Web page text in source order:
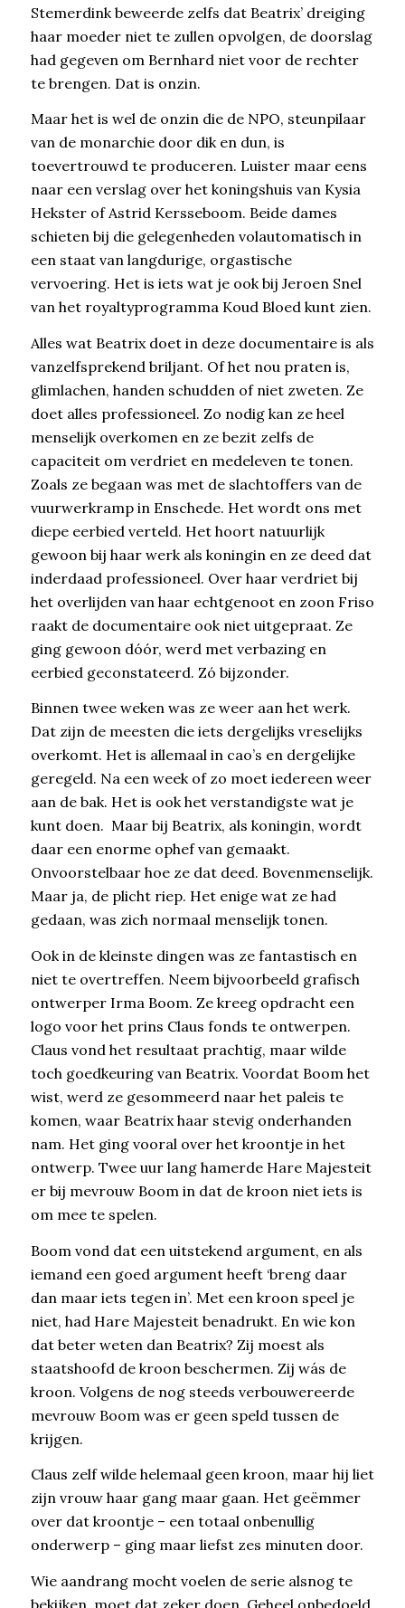
Stemerdink beweerde zelfs dat Beatrix’ dreiging
haar moeder niet te zullen opvolgen, de doorslag
had gegeven om Bernhard niet voor de rechter
te brengen. Dat is onzin.
Maar het is wel de onzin die de NPO, steunpilaar
van de monarchie door dik en dun, is
toevertrouwd te produceren. Luister maar eens
naar een verslag over het koningshuis van Kysia
Hekster of Astrid Kersseboom. Beide dames
schieten bij die gelegenheden volautomatisch in
een staat van langdurige, orgastische
vervoering. Het is iets wat je ook bij Jeroen Snel
van het royaltyprogramma Koud Bloed kunt zien.
Alles wat Beatrix doet in deze documentaire is als
vanzelfsprekend briljant. Of het nou praten is,
glimlachen, handen schudden of niet zweten. Ze
doet alles professioneel. Zo nodig kan ze heel
menselijk overkomen en ze bezit zelfs de
capaciteit om verdriet en medeleven te tonen.
Zoals ze begaan was met de slachtoffers van de
vuurwerkramp in Enschede. Het wordt ons met
diepe eerbied verteld. Het hoort natuurlijk
gewoon bij haar werk als koningin en ze deed dat
inderdaad professioneel. Over haar verdriet bij
het overlijden van haar echtgenoot en zoon Friso
raakt de documentaire ook niet uitgepraat. Ze
ging gewoon dóór, werd met verbazing en
eerbied geconstateerd. Zó bijzonder.
Binnen twee weken was ze weer aan het werk.
Dat zijn de meesten die iets dergelijks vreselijks
overkomt. Het is allemaal in cao’s en dergelijke
geregeld. Na een week of zo moet iedereen weer
aan de bak. Het is ook het verstandigste wat je
kunt doen. Maar bij Beatrix, als koningin, wordt
daar een enorme ophef van gemaakt.
Onvoorstelbaar hoe ze dat deed. Bovenmenselijk.
Maar ja, de plicht riep. Het enige wat ze had
gedaan, was zich normaal menselijk tonen.
Ook in de kleinste dingen was ze fantastisch en
niet te overtreffen. Neem bijvoorbeeld grafisch
ontwerper Irma Boom. Ze kreeg opdracht een
logo voor het prins Claus fonds te ontwerpen.
Claus vond het resultaat prachtig, maar wilde
toch goedkeuring van Beatrix. Voordat Boom het
wist, werd ze gesommeerd naar het paleis te
komen, waar Beatrix haar stevig onderhanden
nam. Het ging vooral over het kroontje in het
ontwerp. Twee uur lang hamerde Hare Majesteit
er bij mevrouw Boom in dat de kroon niet iets is
om mee te spelen.
Boom vond dat een uitstekend argument, en als
iemand een goed argument heeft ‘breng daar
dan maar iets tegen in’. Met een kroon speel je
niet, had Hare Majesteit benadrukt. En wie kon
dat beter weten dan Beatrix? Zij moest als
staatshoofd de kroon beschermen. Zij wás de
kroon. Volgens de nog steeds verbouwereerde
mevrouw Boom was er geen speld tussen de
krijgen.
Claus zelf wilde helemaal geen kroon, maar hij liet
zijn vrouw haar gang maar gaan. Het geëmmer
over dat kroontje – een totaal onbenullig
onderwerp – ging maar liefst zes minuten door.
Wie aandrang mocht voelen de serie alsnog te
bekijken, moet dat zeker doen. Geheel onbedoeld